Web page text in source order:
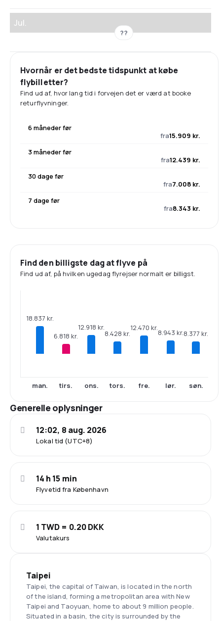
Jul.
??
Hvornår er det bedste tidspunkt at købe
flybilletter?
Find ud af, hvor lang tid i forvejen det er værd at booke
returflyvninger.
6 måneder før
fra15.909 kr.
3 måneder før
fra12.439 kr.
30 dage før
fra7.008 kr.
7 dage før
fra8.343 kr.
Find den billigste dag at flyve på
Find ud af, på hvilken ugedag flyrejser normalt er billigst.
18.837 kr.
man.
6.818 kr.
tirs.
12.918 kr.
ons.
8.428 kr.
tors.
12.470 kr.
fre.
8.943 kr.
lør.
8.377 kr.
søn.
Generelle oplysninger
Lokal tid (UTC+8)
12:02, 8 aug. 2026
Flyvetid fra København
14 h 15 min
Valutakurs
1 TWD = 0.20 DKK
Taipei
Taipei, the capital of Taiwan, is located in the north
of the island, forming a metropolitan area with New
Taipei and Taoyuan, home to about 9 million people.
Situated in a basin, the city is surrounded by the